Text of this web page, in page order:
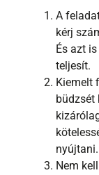
A
kérj
És azt
teljesít.
Kiemelt
büdzsét
nyújtani.
Nem